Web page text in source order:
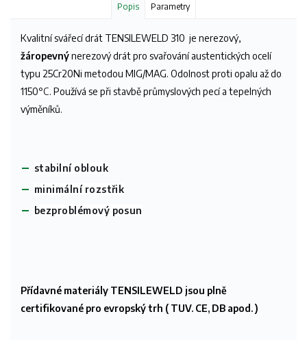
Popis Parametry
Kvalitní svářecí drát TENSILEWELD 310 je nerezový,
žáropevnýnerezový drát pro svařování austentických ocelí
typu 25Cr20Ni metodou MIG/MAG. Odolnost proti opalu až do
1150°C. Používá se při stavbě průmyslových pecí a tepelných
výměníků.
stabilní oblouk
minimální rozstřik
bezproblémový posun
Přídavné materiály TENSILEWELD jsou plně
certifikované pro evropský trh ( TUV. CE, DB apod. )